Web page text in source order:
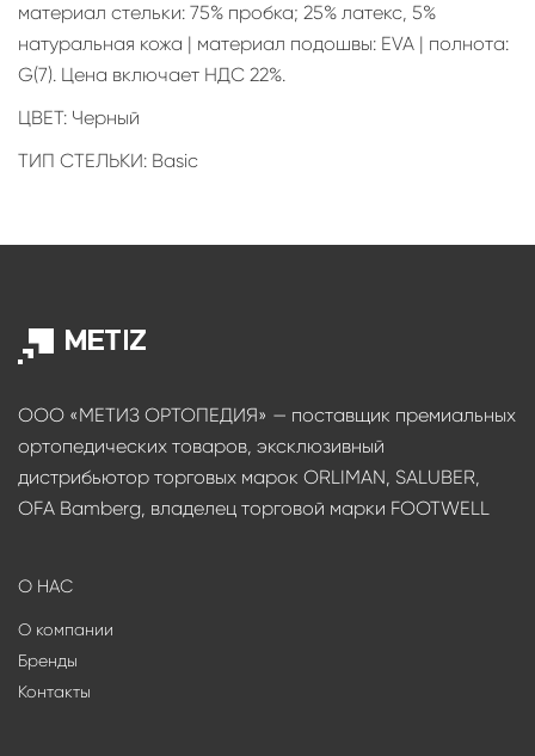
материал стельки: 75% пробка; 25% латекс, 5%
натуральная кожа | материал подошвы: EVA | полнота:
G(7). Цена включает НДС 22%.
ЦВЕТ: Черный
ТИП СТЕЛЬКИ: Basic
ООО «МЕТИЗ ОРТОПЕДИЯ» — поставщик премиальных
ортопедических товаров, эксклюзивный
дистрибьютор торговых марок ORLIMAN, SALUBER,
OFA Bamberg, владелец торговой марки FOOTWELL
О НАС
О компании
Бренды
Контакты